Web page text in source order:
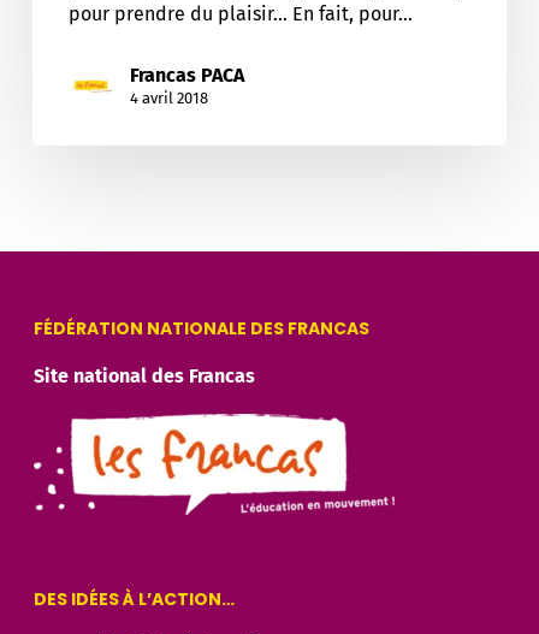
pour prendre du plaisir... En fait, pour…
Francas PACA
4 avril 2018
FÉDÉRATION NATIONALE DES FRANCAS
Site national des Francas
DES IDÉES À L’ACTION…